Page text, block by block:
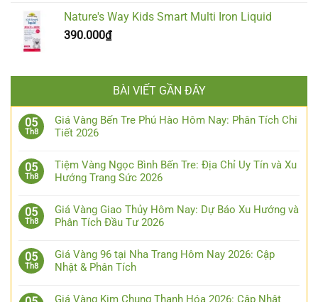
Nature's Way Kids Smart Multi Iron Liquid
390.000₫
BÀI VIẾT GẦN ĐÂY
05
Th8
Giá Vàng Bến Tre Phú Hào Hôm Nay: Phân Tích Chi
Tiết 2026
05
Th8
Tiệm Vàng Ngọc Bình Bến Tre: Địa Chỉ Uy Tín và Xu
Hướng Trang Sức 2026
05
Th8
Giá Vàng Giao Thủy Hôm Nay: Dự Báo Xu Hướng và
Phân Tích Đầu Tư 2026
05
Th8
Giá Vàng 96 tại Nha Trang Hôm Nay 2026: Cập
Nhật & Phân Tích
Giá Vàng Kim Chung Thanh Hóa 2026: Cập Nhật